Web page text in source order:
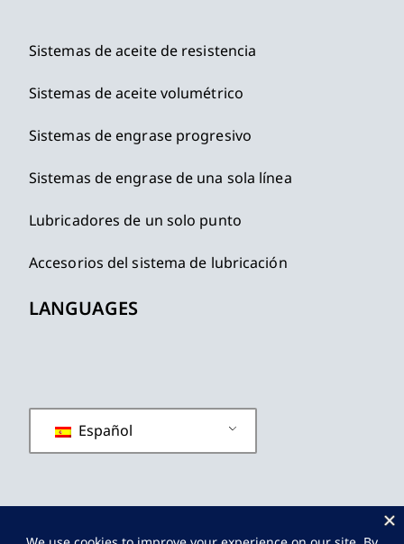
Sistemas de aceite de resistencia
Sistemas de aceite volumétrico
Sistemas de engrase progresivo
Sistemas de engrase de una sola línea
Lubricadores de un solo punto
Accesorios del sistema de lubricación
LANGUAGES
Español
política de privacidad Términos y condiciones